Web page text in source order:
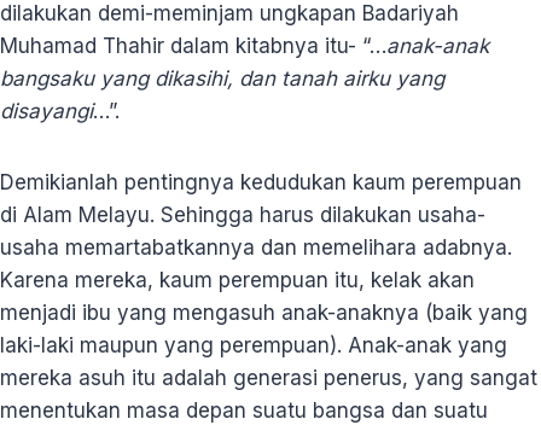
dilakukan demi-meminjam ungkapan Badariyah
Muhamad Thahir dalam kitabnya itu- “…anak-anak
bangsaku yang dikasihi, dan tanah airku yang
disayangi…”.
Demikianlah pentingnya kedudukan kaum perempuan
di Alam Melayu. Sehingga harus dilakukan usaha-
usaha memartabatkannya dan memelihara adabnya.
Karena mereka, kaum perempuan itu, kelak akan
menjadi ibu yang mengasuh anak-anaknya (baik yang
laki-laki maupun yang perempuan). Anak-anak yang
mereka asuh itu adalah generasi penerus, yang sangat
menentukan masa depan suatu bangsa dan suatu